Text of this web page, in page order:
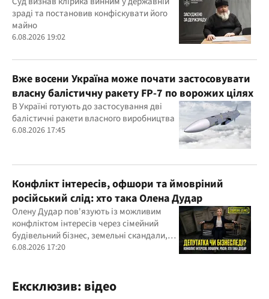
зраді та постановив конфіскувати його
майно
6.08.2026 19:02
Вже восени Україна може почати застосовувати
власну балістичну ракету FP-7 по ворожих цілях
В Україні готують до застосування дві
балістичні ракети власного виробництва
6.08.2026 17:45
Конфлікт інтересів, офшори та ймовріний
російський слід: хто така Олена Дудар
Олену Дудар пов'язують із можливим
конфліктом інтересів через сімейний
будівельний бізнес, земельні скандали,
судові справи
6.08.2026 17:20
Ексклюзив: відео